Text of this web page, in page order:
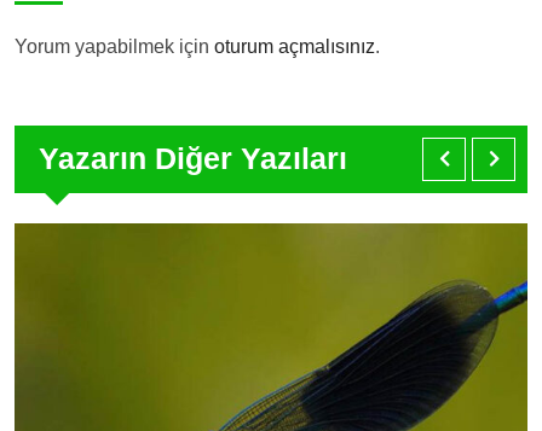
Yorum yapabilmek için oturum açmalısınız.
Yazarın Diğer Yazıları